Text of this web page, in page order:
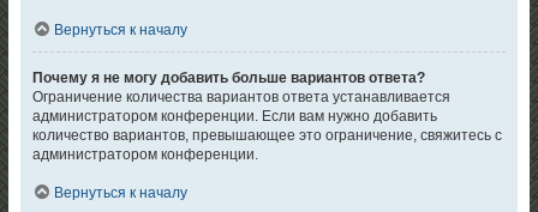
Вернуться к началу
Почему я не могу добавить больше вариантов ответа?
Ограничение количества вариантов ответа устанавливается
администратором конференции. Если вам нужно добавить
количество вариантов, превышающее это ограничение, свяжитесь с
администратором конференции.
Вернуться к началу